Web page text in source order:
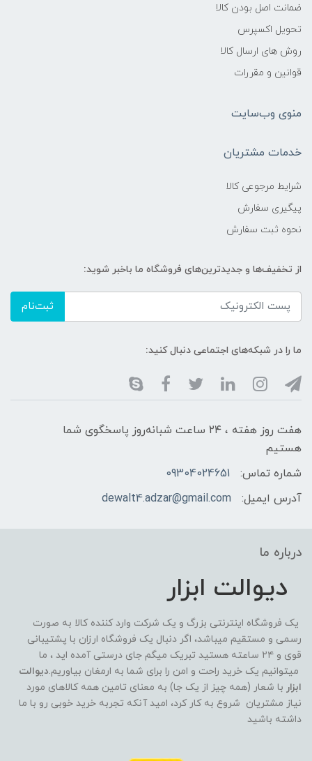
ضمانت اصل بودن کالا
تحویل اکسپرس
روش های ارسال کالا
قوانین و مقررات
منوی وب‌سایت
خدمات مشتریان
شرایط مرجوعی کالا
پیگیری سفارش
نحوه ثبت سفارش
از تخفیف‌ها و جدیدترین‌های فروشگاه ما باخبر شوید:
ثبت‌نام
ما را در شبکه‌های اجتماعی دنبال کنید:
هفت روز هفته ، ۲۴ ساعت شبانه‌روز پاسخگوی شما
هستیم
شماره تماس:
09304024651
آدرس ایمیل:
dewalt4.adzar@gmail.com
درباره ما
دیوالت ابزار
یک فروشگاه اینترنتی بزرگ و یک شرکت وارد کننده کالا به صورت
رسمی و مستقیم میباشد، اگر دنبال یک فروشگاه ارزان با پشتیبانی
قوی و ۲۴ ساعته هستید تبریک میگم جای درستی آمده اید ، ما
میتوانیم یک خرید راحت و امن را برای شما به ارمغان بیاوریم.دیوالت
ابزار با شعار (همه چیز از یک جا) به معنای تامین همه کالاهای مورد
نیاز مشتریان شروع به کار کرد، امید آنکه تجربه خرید خوبی رو با ما
داشته باشید